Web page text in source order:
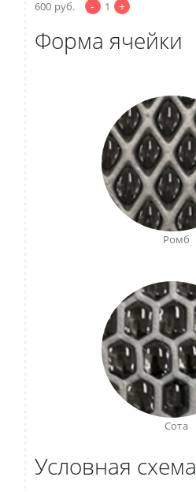
600 руб. - 1 +
Форма ячейки
Ромб
Сота
Условная схема